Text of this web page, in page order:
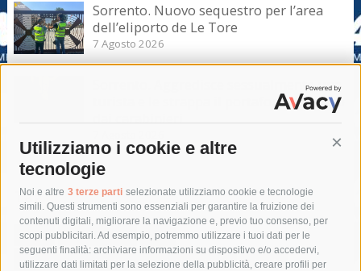
Utilizziamo i cookie e altre
tecnologie
Noi e altre 3 terze parti selezionate utilizziamo cookie e tecnologie
simili. Questi strumenti sono essenziali per garantire la fruizione dei
contenuti digitali, migliorare la navigazione e, previo tuo consenso, per
scopi pubblicitari. Ad esempio, potremmo utilizzare i tuoi dati per le
seguenti finalità: archiviare informazioni su dispositivo e/o accedervi,
utilizzare dati limitati per la selezione della pubblicità, creare profili per
Sorrento. Nuovo sequestro per l’area
dell’eliporto de Le Tore
7 Agosto 2026
Sorrento. Aggredisce sessualmente una
turista e le strappa il portafogli, fermato
dai carabinieri
Tag
acqua allerta meteo
anas
area marina protetta di punta campanella
arresto